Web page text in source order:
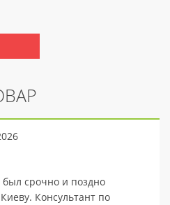
срочно и поздно
Консультант по